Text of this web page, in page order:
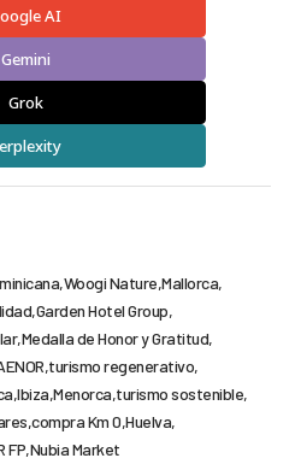
AI
Gemini
Grok
Woogi Nature Mallorca
Garden Hotel Group
Medalla de Honor y Gratitud
turismo regenerativo
Ibiza Menorca turismo sostenible
compra Km 0 Huelva
FP Nubia Market